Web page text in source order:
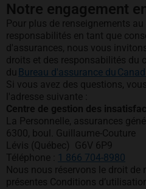
Notre engagement
Pour plus de renseignements
responsabilités en tant que
d'assurances, nous vous
droits et des responsabilités du
du Bureau d'assurance du
Si vous avez des questions,
l'adresse suivante :
Centre de gestion des
La Personnelle, assurances
6300, boul. Guillaume-Couture
Lévis (Québec) G6V 6P9
Téléphone :
1 866 704-8980
Nous nous réservons le droit
présentes Conditions